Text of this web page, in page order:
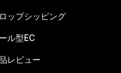
ップシッピング
ル型EC
レビュー